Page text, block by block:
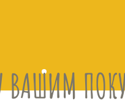
ВАШИМ